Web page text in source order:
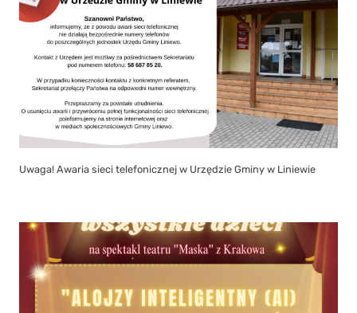
Uwaga! Awaria sieci telefonicznej w Urzędzie Gminy w Liniewie